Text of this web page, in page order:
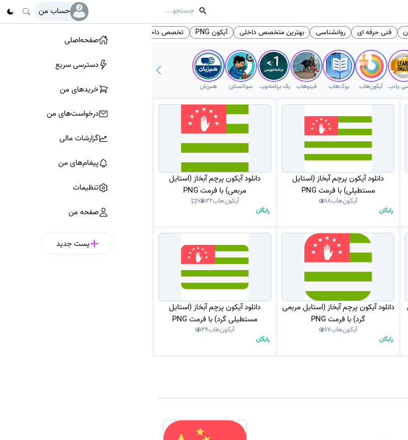
حساب من
فنی حرفه ای روانشناسی بهترین متخصص داخلی آیکون PNG تخصص داخلی
انگلیسی یادبگیر آیکون‌هاب بوک‌هاب فینوهاب یک برنامه‌نویس سوالستان هم‌زبان
دانلود آیکون پرچم آبخاز (استایل
مستطیلی) با فرمت PNG
آیکون‌هاب18
رایگان
دانلود آیکون پرچم آبخاز (استایل
مربعی) با فرمت PNG
آیکون‌هاب22
1
رایگان
دانلود آیکون پرچم آبخاز (استایل مربعی
گرد) با فرمت PNG
آیکون‌هاب17
رایگان
دانلود آیکون پرچم آبخاز (استایل
مستطیلی گرد) با فرمت PNG
آیکون‌هاب29
رایگان
صفحه‌اصلی
دسترسی سریع
پست جدید
خرید‌های من
درخواست‌های من
گزارشات مالی
پیغام‌های من
تنظیمات
صفحه من